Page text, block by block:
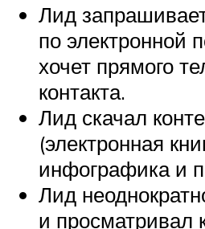
Лид
по электронной
хочет прямого
контакта.
Лид скачал
(электронная
инфографика и
Лид
и просматривал